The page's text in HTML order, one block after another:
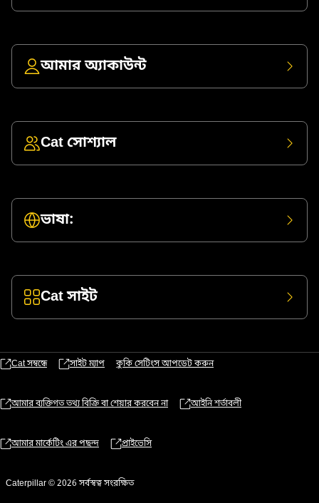
আমার অ্যাকাউন্ট
Cat সোশ্যাল
ভাষা:
Cat সাইট
Cat সম্বন্ধে সাইট ম্যাপ কুকি সেটিংস আপডেট করুন
আমার ব্যক্তিগত তথ্য বিক্রি বা শেয়ার করবেন না আইনি শর্তাবলী
আমার মার্কেটিং এর পছন্দ প্রাইভেসি
Caterpillar © 2026 সর্বস্বত্ব সংরক্ষিত